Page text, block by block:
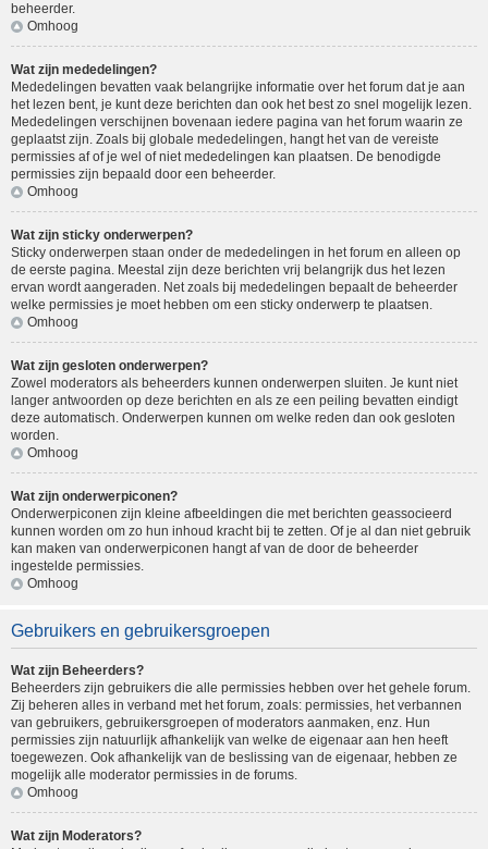
beheerder.
Omhoog
Wat zijn mededelingen?
Mededelingen bevatten vaak belangrijke informatie over het forum dat je aan
het lezen bent, je kunt deze berichten dan ook het best zo snel mogelijk lezen.
Mededelingen verschijnen bovenaan iedere pagina van het forum waarin ze
geplaatst zijn. Zoals bij globale mededelingen, hangt het van de vereiste
permissies af of je wel of niet mededelingen kan plaatsen. De benodigde
permissies zijn bepaald door een beheerder.
Omhoog
Wat zijn sticky onderwerpen?
Sticky onderwerpen staan onder de mededelingen in het forum en alleen op
de eerste pagina. Meestal zijn deze berichten vrij belangrijk dus het lezen
ervan wordt aangeraden. Net zoals bij mededelingen bepaalt de beheerder
welke permissies je moet hebben om een sticky onderwerp te plaatsen.
Omhoog
Wat zijn gesloten onderwerpen?
Zowel moderators als beheerders kunnen onderwerpen sluiten. Je kunt niet
langer antwoorden op deze berichten en als ze een peiling bevatten eindigt
deze automatisch. Onderwerpen kunnen om welke reden dan ook gesloten
worden.
Omhoog
Wat zijn onderwerpiconen?
Onderwerpiconen zijn kleine afbeeldingen die met berichten geassocieerd
kunnen worden om zo hun inhoud kracht bij te zetten. Of je al dan niet gebruik
kan maken van onderwerpiconen hangt af van de door de beheerder
ingestelde permissies.
Omhoog
Gebruikers en gebruikersgroepen
Wat zijn Beheerders?
Beheerders zijn gebruikers die alle permissies hebben over het gehele forum.
Zij beheren alles in verband met het forum, zoals: permissies, het verbannen
van gebruikers, gebruikersgroepen of moderators aanmaken, enz. Hun
permissies zijn natuurlijk afhankelijk van welke de eigenaar aan hen heeft
toegewezen. Ook afhankelijk van de beslissing van de eigenaar, hebben ze
mogelijk alle moderator permissies in de forums.
Omhoog
Wat zijn Moderators?